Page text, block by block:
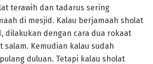
terawih dan tadarus sering
di mesjid. Kalau berjamaah sholat
dilakukan dengan cara dua rokaat
salam. Kemudian kalau sudah
duluan. Tetapi kalau sholat